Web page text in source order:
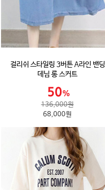
걸리쉬 스타일링 3버튼 A라인 밴딩
데님 롱 스커트
136,000원
68,000원